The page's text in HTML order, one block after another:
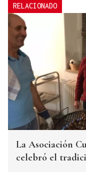
RELACIONADO
La Asociación
celebró el